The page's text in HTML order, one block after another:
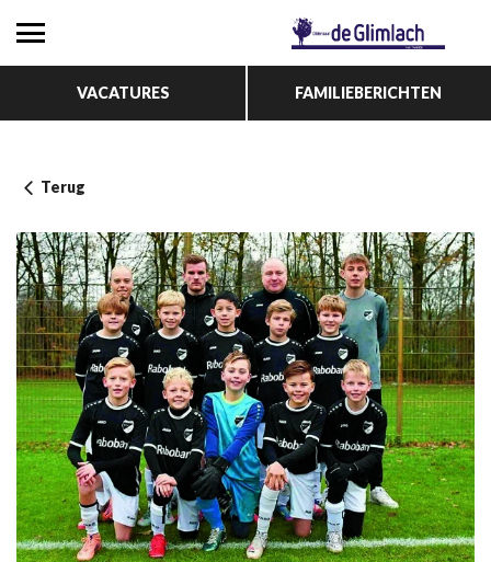
VACATURES FAMILIEBERICHTEN
Terug